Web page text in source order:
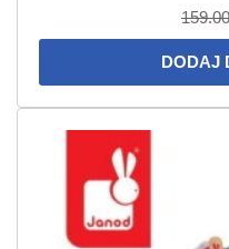
DODAJ